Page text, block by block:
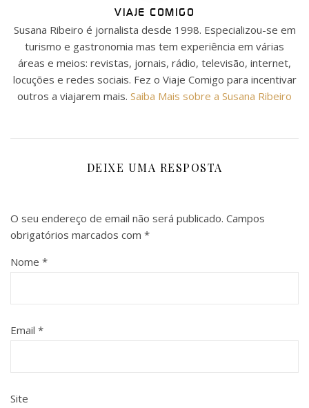
VIAJE COMIGO
Susana Ribeiro é jornalista desde 1998. Especializou-se em
turismo e gastronomia mas tem experiência em várias
áreas e meios: revistas, jornais, rádio, televisão, internet,
locuções e redes sociais. Fez o Viaje Comigo para incentivar
outros a viajarem mais. Saiba Mais sobre a Susana Ribeiro
DEIXE UMA RESPOSTA
O seu endereço de email não será publicado. Campos
obrigatórios marcados com *
Nome *
Email *
Site